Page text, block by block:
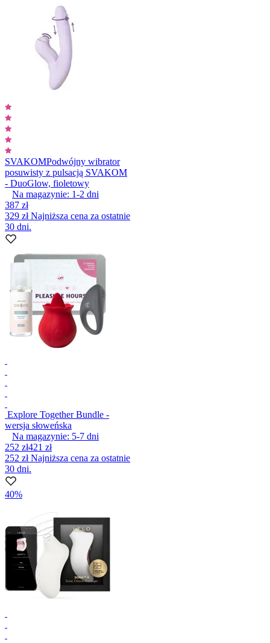
SVAKOMPodwójny wibrator
posuwisty z pulsacją SVAKOM
- DuoGlow, fioletowy
Na magazynie: 1-2 dni
387 zł
329 złNajniższa cena za ostatnie
30 dni.
Explore Together Bundle -
wersja słoweńska
Na magazynie: 5-7 dni
252 zł421 zł
252 złNajniższa cena za ostatnie
30 dni.
40%